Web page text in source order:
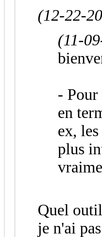
(12-22-
(11-
- Pour
en
ex,
plus
Quel
je n'ai